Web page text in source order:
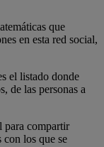
que
en esta red social,
el listado donde
de las personas a
para compartir
con los que se